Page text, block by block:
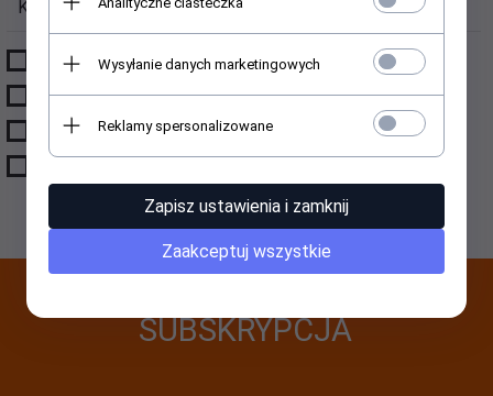
Kategorie
PRODUKTY
NOWOŚCI
PROMOCJE/PRZECENY
CHOICE
ECO COSMETICS
YOGI TEA
SUBSKRYPCJA
Wysyłanie danych marketingowych
Reklamy spersonalizowane
Zapisz ustawienia i zamknij
Zaakceptuj wszystkie